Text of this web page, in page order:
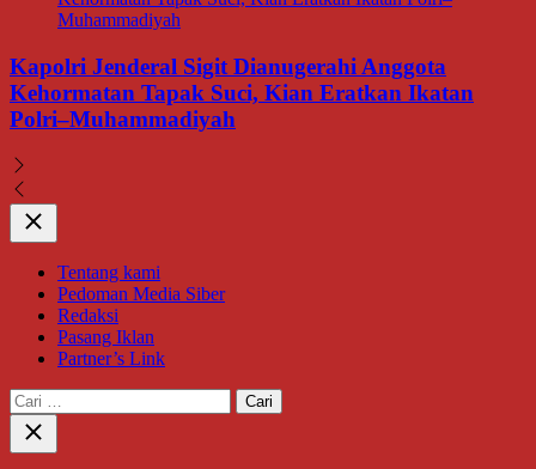
Kapolri Jenderal Sigit Dianugerahi Anggota
Kehormatan Tapak Suci, Kian Eratkan Ikatan
Polri–Muhammadiyah
Close
Tentang kami
Pedoman Media Siber
Redaksi
Pasang Iklan
Partner’s Link
Cari
untuk:
Close
search